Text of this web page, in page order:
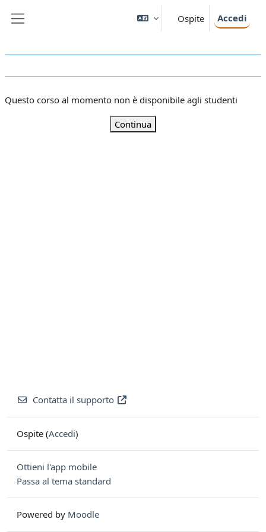
Ospite Accedi
Questo corso al momento non è disponibile agli studenti
Continua
Contatta il supporto
Ospite (Accedi)
Ottieni l'app mobile
Passa al tema standard
Powered by Moodle